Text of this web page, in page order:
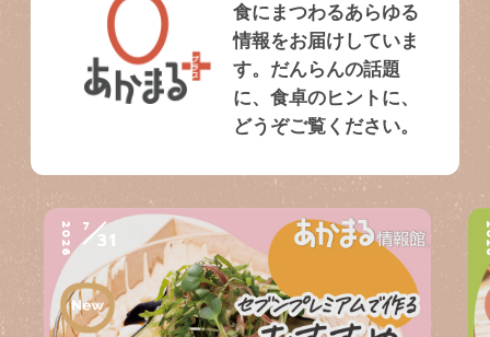
食にまつわるあらゆる
情報をお届けしていま
す。だんらんの話題
に、食卓のヒントに、
どうぞご覧ください。
2026 7
31